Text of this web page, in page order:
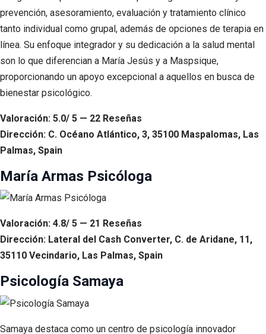
prevención, asesoramiento, evaluación y tratamiento clínico
tanto individual como grupal, además de opciones de terapia en
línea. Su enfoque integrador y su dedicación a la salud mental
son lo que diferencian a María Jesús y a Maspsique,
proporcionando un apoyo excepcional a aquellos en busca de
bienestar psicológico.
Valoración: 5.0/ 5 — 22 Reseñas
Dirección: C. Océano Atlántico, 3, 35100 Maspalomas, Las
Palmas, Spain
María Armas Psicóloga
Valoración: 4.8/ 5 — 21 Reseñas
Dirección: Lateral del Cash Converter, C. de Aridane, 11,
35110 Vecindario, Las Palmas, Spain
Psicología Samaya
Samaya destaca como un centro de psicología innovador